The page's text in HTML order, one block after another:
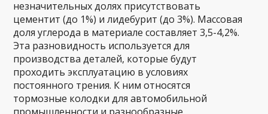
незначительных долях присутствовать
цементит (до 1%) и лидебурит (до 3%). Массовая
доля углерода в материале составляет 3,5-4,2%.
Эта разновидность используется для
производства деталей, которые будут
проходить эксплуатацию в условиях
постоянного трения. К ним относятся
тормозные колодки для автомобильной